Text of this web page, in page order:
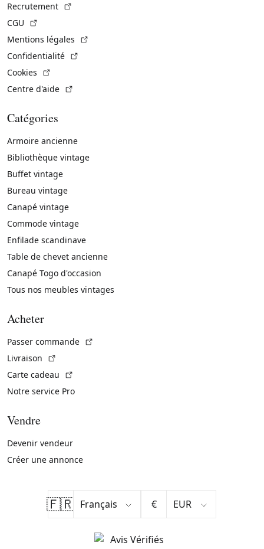
Recrutement
CGU
Mentions légales
Confidentialité
Cookies
Centre d'aide
Catégories
Armoire ancienne
Bibliothèque vintage
Buffet vintage
Bureau vintage
Canapé vintage
Commode vintage
Enfilade scandinave
Table de chevet ancienne
Canapé Togo d'occasion
Tous nos meubles vintages
Acheter
Passer commande
Livraison
Carte cadeau
Notre service Pro
Vendre
Devenir vendeur
Créer une annonce
🇫🇷 €